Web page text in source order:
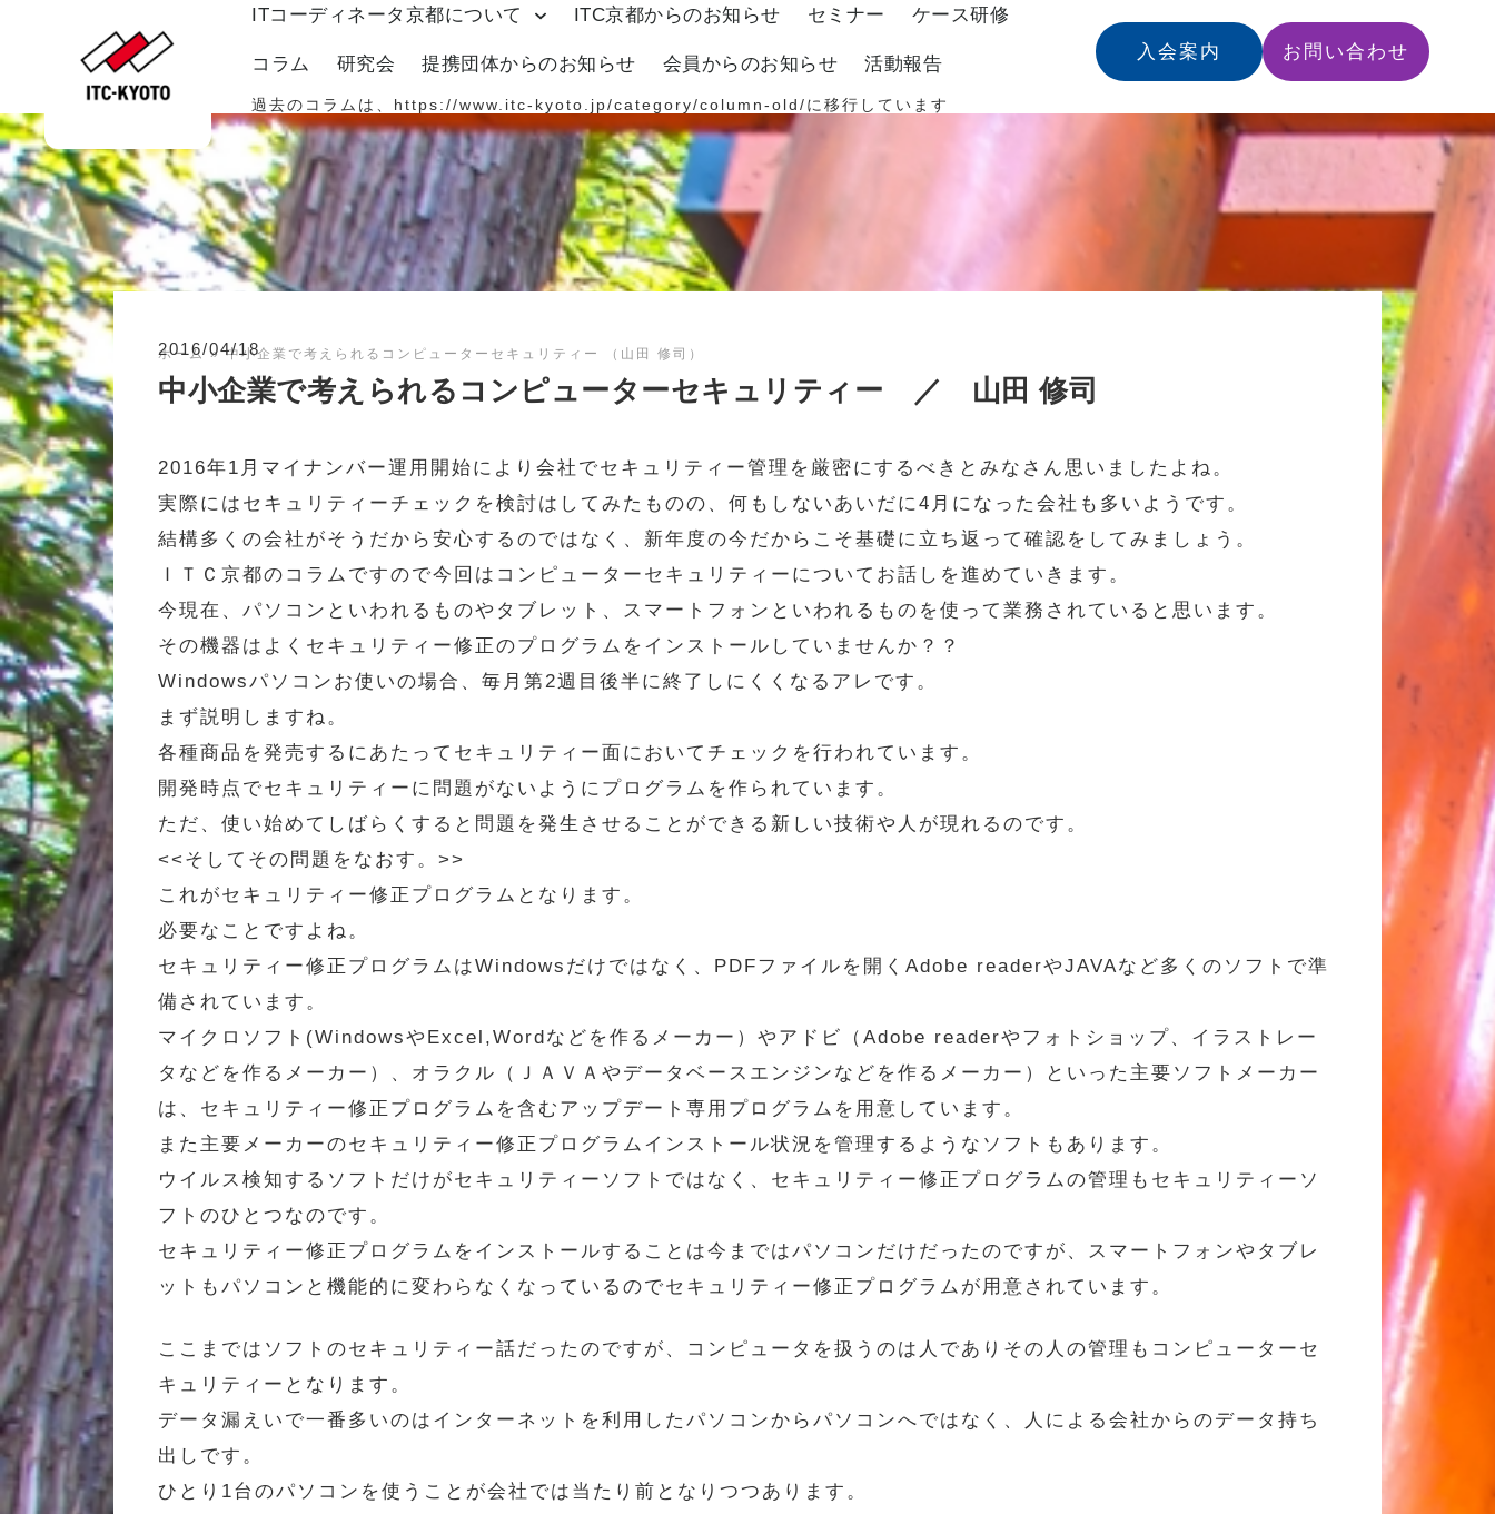
ITコーディネータ京都について ITC京都からのお知らせ セミナー ケース研修
コラム 研究会 提携団体からのお知らせ 会員からのお知らせ 活動報告
過去のコラムは、 https://www.itc-kyoto.jp/category/column-old/ に移行しています
入会案内 お問い合わせ
ホーム»中小企業で考えられるコンピューターセキュリティー （山田 修司）
2016/04/18
中小企業で考えられるコンピューターセキュリティー ／ 山田 修司
2016年1月マイナンバー運用開始により会社でセキュリティー管理を厳密にするべきとみなさん思いましたよね。
実際にはセキュリティーチェックを検討はしてみたものの、何もしないあいだに4月になった会社も多いようです。
結構多くの会社がそうだから安心するのではなく、新年度の今だからこそ基礎に立ち返って確認をしてみましょう。
ＩＴＣ京都のコラムですので今回はコンピューターセキュリティーについてお話しを進めていきます。
今現在、パソコンといわれるものやタブレット、スマートフォンといわれるものを使って業務されていると思います。
その機器はよくセキュリティー修正のプログラムをインストールしていませんか？？
Windowsパソコンお使いの場合、毎月第2週目後半に終了しにくくなるアレです。
まず説明しますね。
各種商品を発売するにあたってセキュリティー面においてチェックを行われています。
開発時点でセキュリティーに問題がないようにプログラムを作られています。
ただ、使い始めてしばらくすると問題を発生させることができる新しい技術や人が現れるのです。
<<そしてその問題をなおす。>>
これがセキュリティー修正プログラムとなります。
必要なことですよね。
セキュリティー修正プログラムはWindowsだけではなく、PDFファイルを開くAdobe readerやJAVAなど多くのソフトで準
備されています。
マイクロソフト(WindowsやExcel,Wordなどを作るメーカー）やアドビ（Adobe readerやフォトショップ、イラストレー
タなどを作るメーカー）、オラクル（ＪＡＶＡやデータベースエンジンなどを作るメーカー）といった主要ソフトメーカー
は、セキュリティー修正プログラムを含むアップデート専用プログラムを用意しています。
また主要メーカーのセキュリティー修正プログラムインストール状況を管理するようなソフトもあります。
ウイルス検知するソフトだけがセキュリティーソフトではなく、セキュリティー修正プログラムの管理もセキュリティーソ
フトのひとつなのです。
セキュリティー修正プログラムをインストールすることは今まではパソコンだけだったのですが、スマートフォンやタブレ
ットもパソコンと機能的に変わらなくなっているのでセキュリティー修正プログラムが用意されています。
ここまではソフトのセキュリティー話だったのですが、コンピュータを扱うのは人でありその人の管理もコンピューターセ
キュリティーとなります。
データ漏えいで一番多いのはインターネットを利用したパソコンからパソコンへではなく、人による会社からのデータ持ち
出しです。
ひとり1台のパソコンを使うことが会社では当たり前となりつつあります。